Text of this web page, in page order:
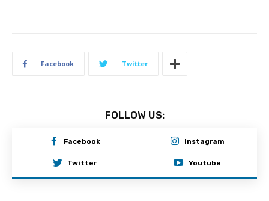
Facebook Twitter
FOLLOW US:
Facebook Instagram
Twitter Youtube